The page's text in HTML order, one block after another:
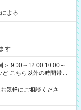
よる
す
も
気軽にご相談くださ